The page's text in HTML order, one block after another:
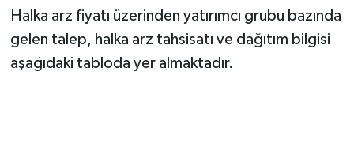
Halka arz fiyatı üzerinden yatırımcı grubu bazında
gelen talep, halka arz tahsisatı ve dağıtım bilgisi
aşağıdaki tabloda yer almaktadır.